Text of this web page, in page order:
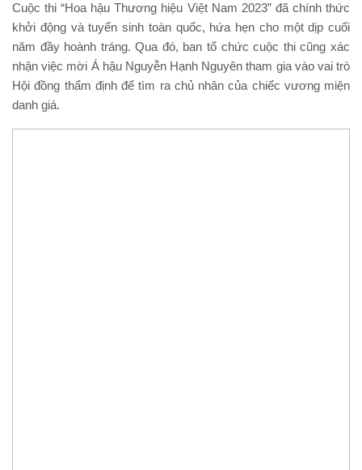
Cuộc thi “Hoa hậu Thương hiệu Việt Nam 2023” đã chính thức
khởi động và tuyển sinh toàn quốc, hứa hẹn cho một dịp cuối
năm đầy hoành tráng. Qua đó, ban tổ chức cuộc thi cũng xác
nhận việc mời Á hậu Nguyễn Hạnh Nguyên tham gia vào vai trò
Hội đồng thẩm định để tìm ra chủ nhân của chiếc vương miện
danh giá.